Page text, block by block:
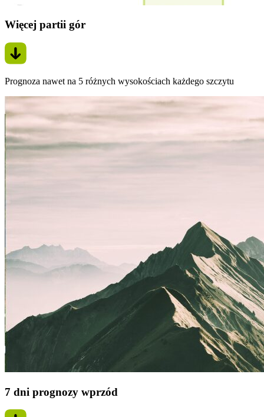
Więcej partii gór
Prognoza nawet na 5 różnych wysokościach każdego szczytu
7 dni prognozy wprzód